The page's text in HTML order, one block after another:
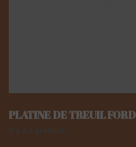
PLATINE DE TREUIL